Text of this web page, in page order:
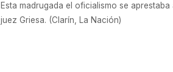
Esta madrugada el oficialismo se
juez Griesa. (Clarín, La Nación)